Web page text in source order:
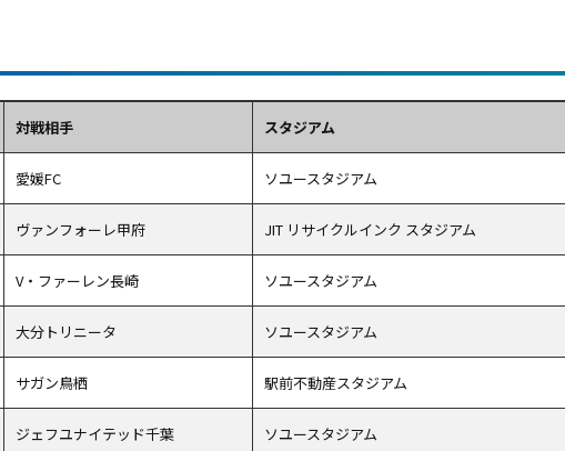
対戦相手 スタジアム
愛媛FC ソユースタジアム
ヴァンフォーレ甲府 JIT リサイクルインク スタジアム
V・ファーレン長崎 ソユースタジアム
大分トリニータ ソユースタジアム
サガン鳥栖 駅前不動産スタジアム
ジェフユナイテッド千葉 ソユースタジアム